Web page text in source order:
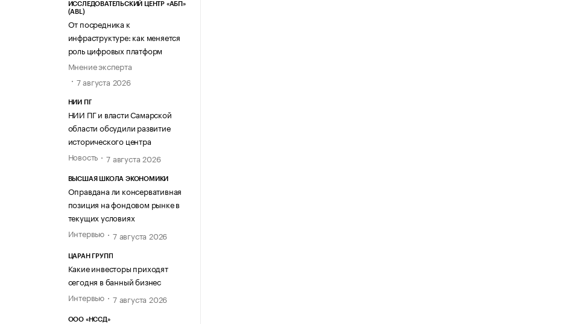
ИССЛЕДОВАТЕЛЬСКИЙ ЦЕНТР «АБП»
(ABL)
От посредника к
инфраструктуре: как меняется
роль цифровых платформ
Мнение эксперта
7 августа 2026
НИИ ПГ
НИИ ПГ и власти Самарской
области обсудили развитие
исторического центра
Новость
7 августа 2026
ВЫСШАЯ ШКОЛА ЭКОНОМИКИ
Оправдана ли консервативная
позиция на фондовом рынке в
текущих условиях
Интервью
7 августа 2026
ЦАРАН ГРУПП
Какие инвесторы приходят
сегодня в банный бизнес
Интервью
7 августа 2026
ООО «НССД»